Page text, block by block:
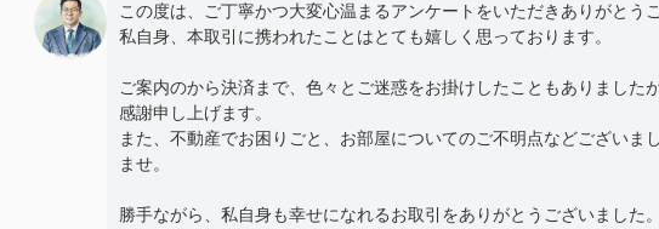
この度は、ご丁寧かつ大変心温まるアンケートをいただきありがとう
私自身、本取引に携われたことはとても嬉しく思っております。
ご案内のから決済まで、色々とご迷惑をお掛けしたこともありました
感謝申し上げます。
また、不動産でお困りごと、お部屋についてのご不明点などございま
ませ。
勝手ながら、私自身も幸せになれるお取引をありがとうございました。